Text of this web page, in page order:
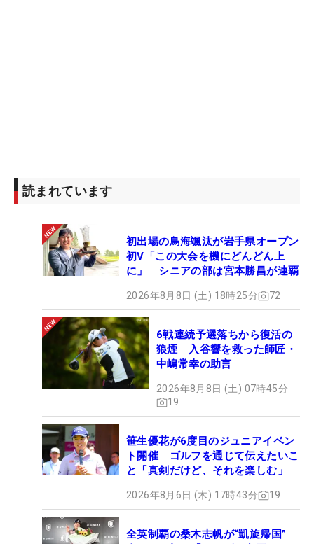
読まれています
初出場の鳥海颯汰が岩手県オープン
初V「この大会を機にどんどん上
に」 シニアの部は宮本勝昌が連覇
2026年8月8日 (土) 18時25分 72
6戦連続予選落ちから復活の
狼煙 入谷響を救った師匠・
中嶋常幸の助言
2026年8月8日 (土) 07時45分
19
笹生優花が6度目のジュニアイベン
ト開催 ゴルフを通じて伝えたいこ
と「真剣だけど、それを楽しむ」
2026年8月6日 (木) 17時43分 19
全英制覇の桑木志帆が“凱旋帰国”